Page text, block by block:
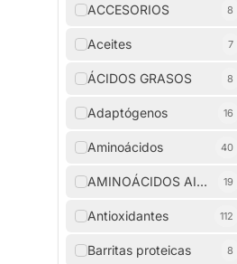
ACCESORIOS 8
Aceites 7
ÁCIDOS GRASOS 8
Adaptógenos 16
Aminoácidos 40
AMINOÁCIDOS 19
Antioxidantes 112
Barritas proteicas 8